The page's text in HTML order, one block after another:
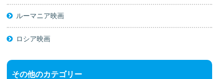
ルーマニア映画
ロシア映画
その他のカテゴリー